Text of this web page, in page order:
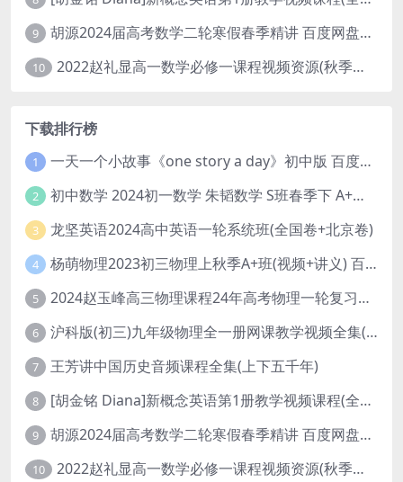
9 胡源2024届高考数学二轮寒假春季精讲 百度网盘分享
10 2022赵礼显高一数学必修一课程视频资源(秋季班 含讲义)百度网盘云
下载排行榜
1 一天一个小故事《one story a day》初中版 百度网盘分享下载
2 初中数学 2024初一数学 朱韬数学 S班春季下 A+班春季下 百度云网盘
3 龙坚英语2024高中英语一轮系统班(全国卷+北京卷)
4 杨萌物理2023初三物理上秋季A+班(视频+讲义) 百度网盘分享
5 2024赵玉峰高三物理课程24年高考物理一轮复习网课教程
6 沪科版(初三)九年级物理全一册网课教学视频全集(录播版 杜春雨 66讲)
7 王芳讲中国历史音频课程全集(上下五千年)
8 [胡金铭 Diana]新概念英语第1册教学视频课程(全集 百度网盘下载)
9 胡源2024届高考数学二轮寒假春季精讲 百度网盘分享
10 2022赵礼显高一数学必修一课程视频资源(秋季班 含讲义)百度网盘云